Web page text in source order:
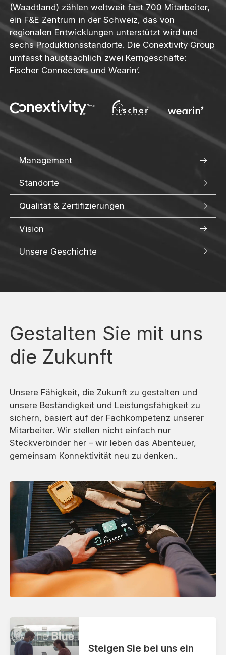
(Waadtland) zählen weltweit fast 700 Mitarbeiter,
ein F&E Zentrum in der Schweiz, das von
regionalen Entwicklungen unterstützt wird und
sechs Produktionsstandorte. Die Conextivity Group
umfasst hauptsächlich zwei Kerngeschäfte:
Fischer Connectors und Wearin’.
Management
Standorte
Qualität & Zertifizierungen
Vision
Unsere Geschichte
Gestalten Sie mit uns
die Zukunft
Unsere Fähigkeit, die Zukunft zu gestalten und
unsere Beständigkeit und Leistungsfähigkeit zu
sichern, basiert auf der Fachkompetenz unserer
Mitarbeiter. Wir stellen nicht einfach nur
Steckverbinder her – wir leben das Abenteuer,
gemeinsam Konnektivität neu zu denken..
Steigen Sie bei uns ein